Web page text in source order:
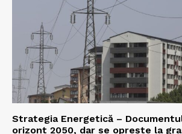
Strategia Energetică –
orizont 2050, dar se oprește la